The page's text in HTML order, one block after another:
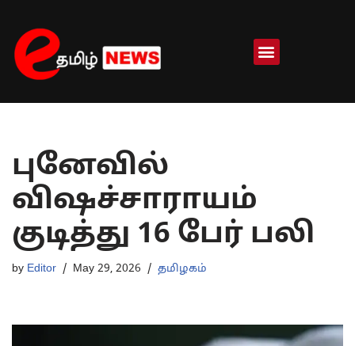
Skip
to
content
புனேவில்
விஷச்சாராயம்
குடித்து 16 பேர் பலி
by Editor May 29, 2026 தமிழகம்